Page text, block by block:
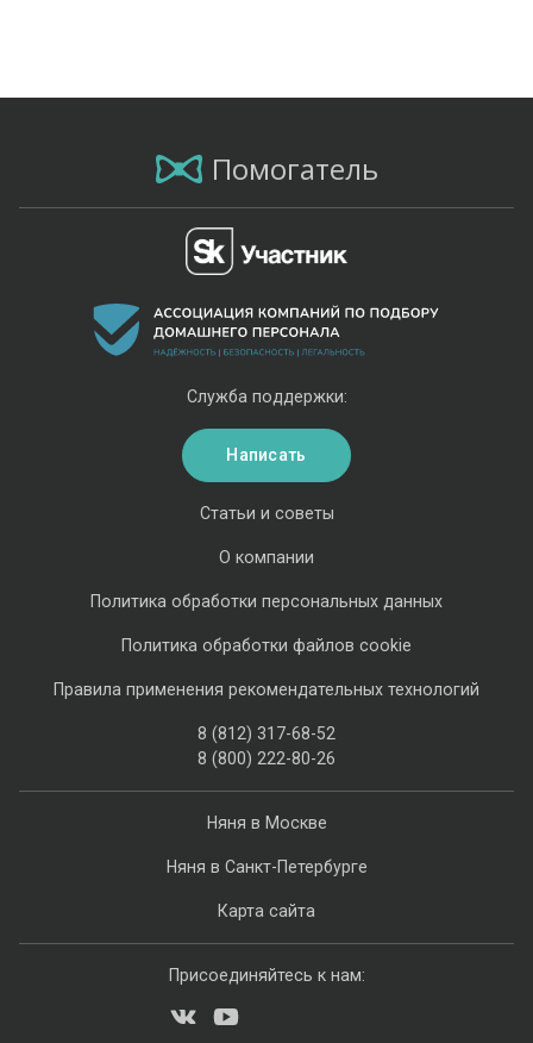
Помогатель
Няня в Москве
Няня в Санкт-Петербурге
Карта сайта
Статьи и советы
О компании
Политика обработки персональных данных
Политика обработки файлов cookie
Правила применения рекомендательных технологий
8 (812) 317-68-52
8 (800) 222-80-26
Служба поддержки:
Написать
Присоединяйтесь к нам: